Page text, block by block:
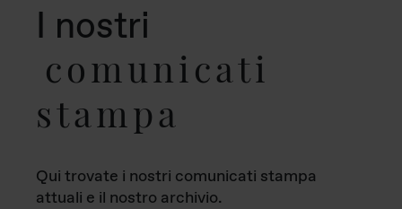
I nostri
comunicati
stampa
Qui trovate i nostri comunicati stampa
attuali e il nostro archivio.